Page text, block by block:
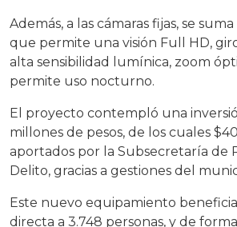
Además, a las cámaras fijas, se
que permite una visión Full HD,
alta sensibilidad lumínica, zoom
permite uso nocturno.
El proyecto contempló una
millones de pesos, de los cuales
aportados por la Subsecretaría de
Delito, gracias a gestiones del
Este nuevo equipamiento
directa a 3.748 personas, y de